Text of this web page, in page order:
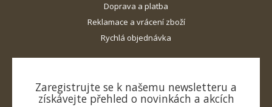
Doprava a platba
Reklamace a vrácení zboží
Rychlá objednávka
Zaregistrujte se k našemu newsletteru a
získávejte přehled o novinkách a akcích